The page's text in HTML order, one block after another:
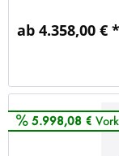
ab 4.358,00 € *
5.998,08 €